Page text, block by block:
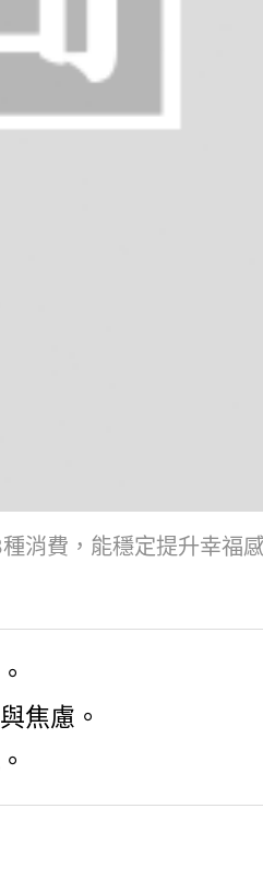
消費，能穩定提升幸福
焦慮。